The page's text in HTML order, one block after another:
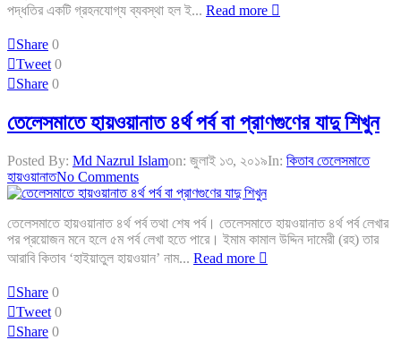
পদ্ধতির একটি গ্রহনযোগ্য ব্যবস্থা হল ই... Read more
Share 0
Tweet 0
Share 0
তেলেসমাতে হায়ওয়ানাত ৪র্থ পর্ব বা প্রাণগুণের যাদু শিখুন
Posted By: Md Nazrul Islamon: জুলাই ১৩, ২০১৯In: কিতাব তেলেসমাতে
হায়ওয়ানাতNo Comments
তেলেসমাতে হায়ওয়ানাত ৪র্থ পর্ব তথা শেষ পর্ব। তেলেসমাতে হায়ওয়ানাত ৪র্থ পর্ব লেখার
পর প্রয়োজন মনে হলে ৫ম পর্ব লেখা হতে পারে। ইমাম কামাল উদ্দিন দামেরী (রহ) তার
আরাবি কিতাব ‘হাইয়াতুল হায়ওয়ান’ নাম... Read more
Share 0
Tweet 0
Share 0